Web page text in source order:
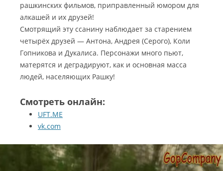
рашкинских фильмов, приправленный юмором для
алкашей и их друзей!
Смотрящий эту ссанину наблюдает за старением
четырёх друзей — Антона, Андрея (Серого), Коли
Гопникова и Дукалиса. Персонажи много пьют,
матерятся и деградируют, как и основная масса
людей, населяющих Рашку!
Смотреть онлайн:
UFT.ME
vk.com